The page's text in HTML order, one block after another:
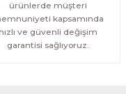
%11
Tablo
ürünlerde müşteri
kapsamında
ve güvenli değişim
garantisi sağlıyoruz.